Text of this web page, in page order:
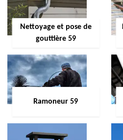
Nettoyage et pose de
gouttière 59
Ramoneur 59